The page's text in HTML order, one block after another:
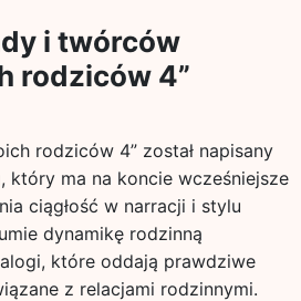
i twórców
rodziców 4”
rodziców 4” został napisany
który ma na koncie wcześniejsze
ciągłość w narracji i stylu
dynamikę rodzinną
które oddają prawdziwe
z relacjami rodzinnymi.